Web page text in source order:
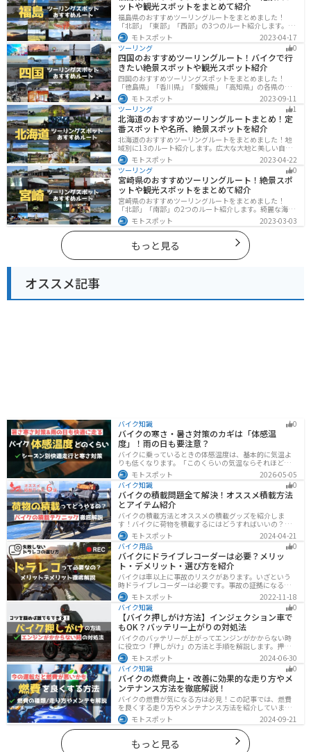
ットや観光スポットをまとめて紹介
福島県のおすすめツーリングルートをまとめました！
「北部」「東部」「西部」の3つのルート紹介します。内
陸部には山々が連なり、海岸線は太平洋に面してるので
観光スポットが多数あります。バイクで福島県にツーリ
ングに行く際は参考にしてください。
モトスポット
2023-04-17
ツーリング
0
四国のおすすめツーリングルート！バイクで行
きたい絶景スポットや観光スポット紹介
四国のおすすめツーリングスポットをまとめました！
「徳島県」「香川県」「愛媛県」「高知県」の各県の観
光地紹介します。自然豊かな山々や湖、温泉地が点在
し、四季折々の景色を楽しめるスポットが多数ありま
す。バイクで四国にツーリングに行く際は参考にしてく
ださい。
モトスポット
2023-09-11
ツーリング
1
北海道のおすすめツーリングルートまとめ！定
番スポットや名所、絶景スポットを紹介
北海道のおすすめツーリングルートをまとめました！地
域別に13のルート紹介します。広大な大地と美しい自然
が広がり、四季折々の魅力を楽しめる観光スポットが数
多くあります。バイクで北海道にツーリングに行く際は
参考にしてください。
モトスポット
2023-04-22
ツーリング
0
宮崎県のおすすめツーリングルート！絶景スポ
ットや観光スポットをまとめて紹介
宮崎県のおすすめツーリングルートをまとめました！
「北部」「南部」の2つのルート紹介します。綺麗な海岸
線が特徴的な海・自然豊かな山・趣のある神社を満喫す
るツーリングができます。バイクで宮崎県にツーリング
に行く際は参考にしてください。
モトスポット 2023-03-03
もっと見る
オススメ記事
バイク知識 0
バイクの寒さ・暑さ対策のカギは「体感温
度」！雨の日も要注意？
バイクに乗っているときの体感温度は、基本的に気温よ
りも低くなります。「このくらいの気温ならそれほど寒
くないだろう」そう考えて通常の装備でバイクに乗った
ら大変な目に遭った・・・そんな経験のあるライダーも
多いのではないでしょうか。今回はバイク走行中の体感
温度についてご紹介します。体感温度を考慮した快適走
行のポイントもまとめました。季節や天候を問わずバイ
クに乗る！そんなライダーの方はぜひ参考にしてみてく
ださい。[phtml blog-first-h2-module]バイク走行時の体
感温度は気温より低め？バイク走行時の体感温度は気温
と同じではありません。なぜ
モトスポット
2026-05-05
バイク知識
0
バイクの積載問題全て解決！オススメ積載方法
とアイテム紹介
バイクの積載方法とオススメの積載グッズを紹介しま
す！バイクに荷物を積載するにはどうすればいいの？と
いう疑問はこれで解決！通勤や日帰りツーリング、キャ
ンプツーリングなど用途別にオススメの積載方法を解説
します！オススメの積載アイテムも紹介するので、バイ
クの積載に悩んでいる方は参考にしてください。
モトスポット
2024-04-21
バイク用品
0
バイクにドライブレコーダーは必要？メリッ
ト・デメリット・選び方を紹介
バイクは車以上に事故のリスクがあります。いざという
時ドライブレコーダーは必要です。事故の証拠になるの
はもちろん、ツーリングの記録など多数のメリットがあ
ります。ドライブレコーダーのメリットデメリット、選
び方についてまとめました。付けようか悩んでいる人は
参考にしてください。
モトスポット
2022-11-18
バイク知識
0
【バイク押しがけ方法】インジェクション車で
もOK？バッテリー上がりの対処法
バイクのバッテリーが上がってエンジンがかからない時
に役立つ「押しがけ」の方法と手順を解説します。押し
がけができるバイクとできないバイクがあるので、自分
のバイクができるのか確認しておきましょう。
モトスポット
2024-06-30
バイク知識
0
バイクの燃費向上・改善に効果的な走り方やメ
ンテナンス方法を徹底解説！
バイクの燃費が気になる方は必見！この記事では、燃費
を良くする走り方やメンテナンス方法を紹介していま
す。実は、車体そのものや荷物を軽くすることで、燃費
の向上が可能です。この記事を読めば、燃費を改善する
具体的な方法がわかります。
モトスポット 2024-09-21
もっと見る